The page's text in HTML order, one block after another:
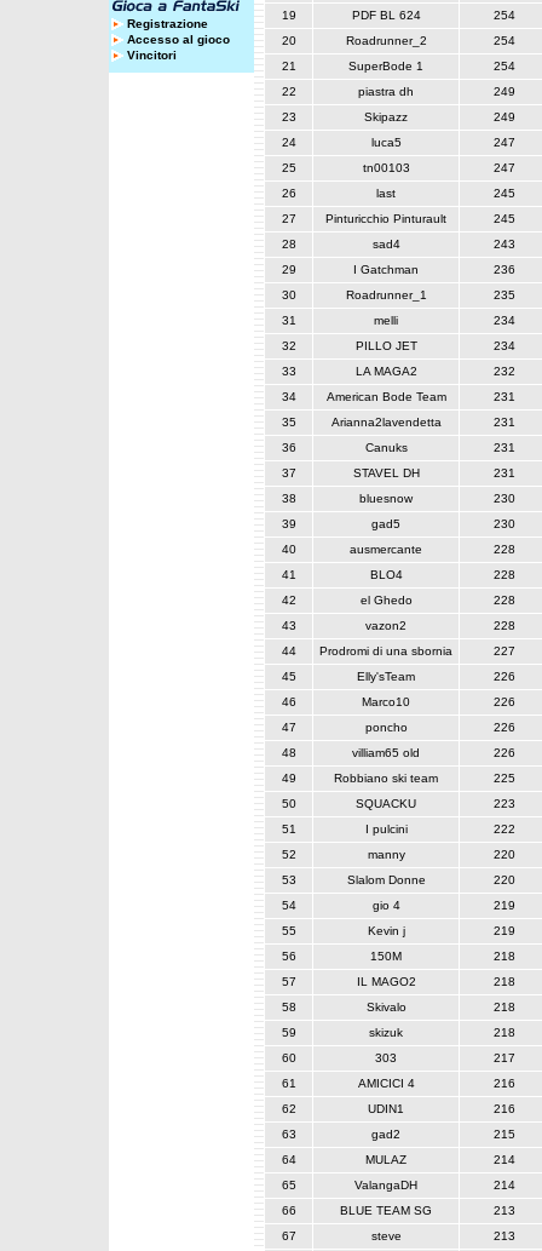
Registrazione
Accesso al gioco
Vincitori
19
PDF BL 624
254
20
Roadrunner_2
254
21
SuperBode 1
254
22
piastra dh
249
23
Skipazz
249
24
luca5
247
25
tn00103
247
26
last
245
27
Pinturicchio Pinturault
245
28
sad4
243
29
I Gatchman
236
30
Roadrunner_1
235
31
melli
234
32
PILLO JET
234
33
LA MAGA2
232
34
American Bode Team
231
35
Arianna2lavendetta
231
36
Canuks
231
37
STAVEL DH
231
38
bluesnow
230
39
gad5
230
40
ausmercante
228
41
BLO4
228
42
el Ghedo
228
43
vazon2
228
44
Prodromi di una sbornia
227
45
Elly'sTeam
226
46
Marco10
226
47
poncho
226
48
villiam65 old
226
49
Robbiano ski team
225
50
SQUACKU
223
51
I pulcini
222
52
manny
220
53
Slalom Donne
220
54
gio 4
219
55
Kevin j
219
56
150M
218
57
IL MAGO2
218
58
Skivalo
218
59
skizuk
218
60
303
217
61
AMICICI 4
216
62
UDIN1
216
63
gad2
215
64
MULAZ
214
65
ValangaDH
214
66
BLUE TEAM SG
213
67
steve 213